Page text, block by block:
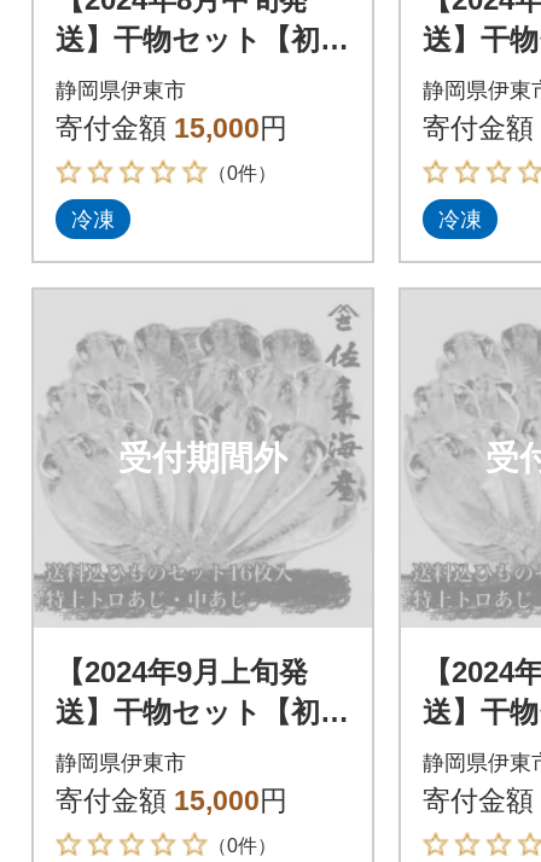
送】干物セット【初島
C】特トロあじ・中あ
じ各8枚 伊豆・伊東
の干物詰め合わせ
静岡県伊東市
寄付金額 15,000円
（0件）
冷凍
送】干
C】特ト
じ各8
の干物
静岡県伊東
寄付金額
冷凍
受付期間外
【2024年9月上旬発
送】干物セット【初島
C】特トロあじ・中あ
じ各8枚 伊豆・伊東
の干物詰め合わせ
静岡県伊東市
寄付金額 15,000円
（0件）
受
【2024
送】干
C】特ト
じ各8
の干物
静岡県伊東
寄付金額